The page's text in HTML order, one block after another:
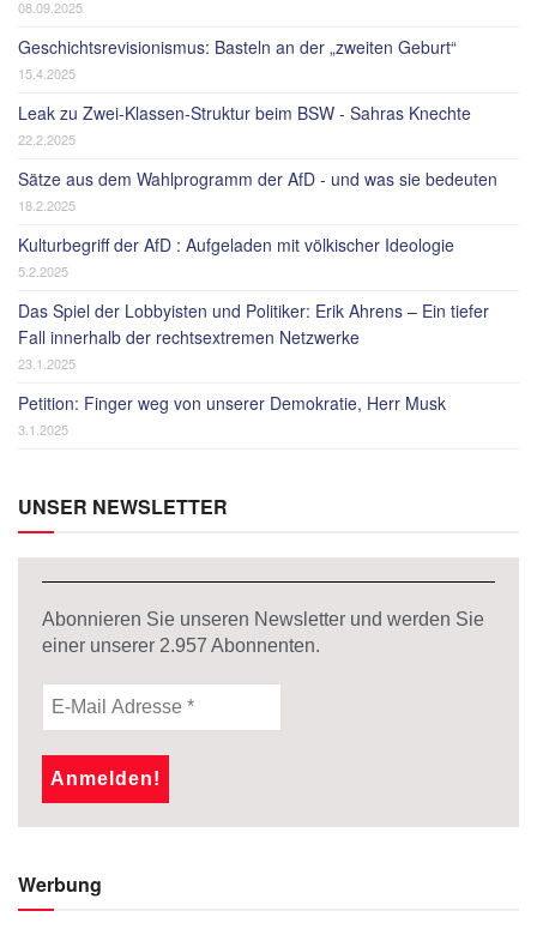
08.09.2025
Geschichtsrevisionismus: Basteln an der „zweiten Geburt“
15.4.2025
Leak zu Zwei-Klassen-Struktur beim BSW - Sahras Knechte
22.2.2025
Sätze aus dem Wahlprogramm der AfD - und was sie bedeuten
18.2.2025
Kulturbegriff der AfD : Aufgeladen mit völkischer Ideologie
5.2.2025
Das Spiel der Lobbyisten und Politiker: Erik Ahrens – Ein tiefer
Fall innerhalb der rechtsextremen Netzwerke
23.1.2025
Petition: Finger weg von unserer Demokratie, Herr Musk
3.1.2025
UNSER NEWSLETTER
Abonnieren Sie unseren Newsletter und werden Sie
einer unserer 2.957 Abonnenten.
Werbung